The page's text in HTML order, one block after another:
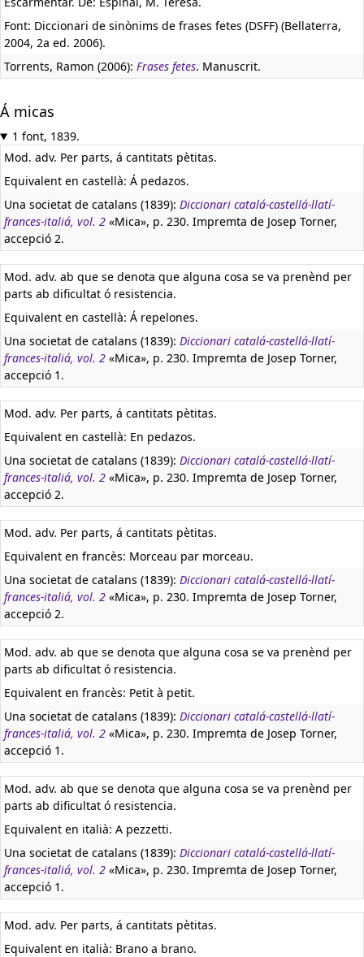
Font: Diccionari de sinònims de frases fetes (DSFF) (Bellaterra,
2004, 2a ed. 2006).
Torrents, Ramon (2006): Frases fetes. Manuscrit.
Á micas
1 font, 1839.
Mod. adv. Per parts, á cantitats pètitas.
Equivalent en castellà: Á pedazos.
Una societat de catalans (1839): Diccionari catalá-castellá-llatí-
frances-italiá, vol. 2 «Mica», p. 230. Impremta de Josep Torner,
accepció 2.
Mod. adv. ab que se denota que alguna cosa se va prenènd per
parts ab dificultat ó resistencia.
Equivalent en castellà: Á repelones.
Una societat de catalans (1839): Diccionari catalá-castellá-llatí-
frances-italiá, vol. 2 «Mica», p. 230. Impremta de Josep Torner,
accepció 1.
Mod. adv. Per parts, á cantitats pètitas.
Equivalent en castellà: En pedazos.
Una societat de catalans (1839): Diccionari catalá-castellá-llatí-
frances-italiá, vol. 2 «Mica», p. 230. Impremta de Josep Torner,
accepció 2.
Mod. adv. Per parts, á cantitats pètitas.
Equivalent en francès: Morceau par morceau.
Una societat de catalans (1839): Diccionari catalá-castellá-llatí-
frances-italiá, vol. 2 «Mica», p. 230. Impremta de Josep Torner,
accepció 2.
Mod. adv. ab que se denota que alguna cosa se va prenènd per
parts ab dificultat ó resistencia.
Equivalent en francès: Petit à petit.
Una societat de catalans (1839): Diccionari catalá-castellá-llatí-
frances-italiá, vol. 2 «Mica», p. 230. Impremta de Josep Torner,
accepció 1.
Mod. adv. ab que se denota que alguna cosa se va prenènd per
parts ab dificultat ó resistencia.
Equivalent en italià: A pezzetti.
Una societat de catalans (1839): Diccionari catalá-castellá-llatí-
frances-italiá, vol. 2 «Mica», p. 230. Impremta de Josep Torner,
accepció 1.
Mod. adv. Per parts, á cantitats pètitas.
Equivalent en italià: Brano a brano.